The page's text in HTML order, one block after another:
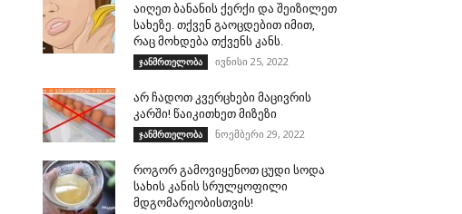
აიღეთ ბანანის ქერქი და შეიზილეთ
სახეზე. თქვენ გაოცდებით იმით,
რაც მოხდება თქვენს კანს.
ჯანმრთელობა ივნისი 25, 2022
არ ჩადოთ კვერცხები მაცივრის
კარში! წაიკითხეთ მიზეზი
ჯანმრთელობა ნოემბერი 29, 2022
როგორ გამოვიყენოთ ცუდი სოდა
სახის კანის სრულყოფილი
მდგომარეობისთვის!